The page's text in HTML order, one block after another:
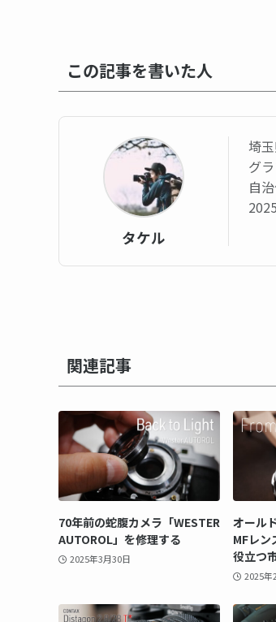
この記事を書いた人
タケル
埼
グ
自
関連記事
70年前の蛇腹カメラ「WESTER
AUTOROL」を修理する
2025年3月30日
オール
MFレン
役立つ
2025年